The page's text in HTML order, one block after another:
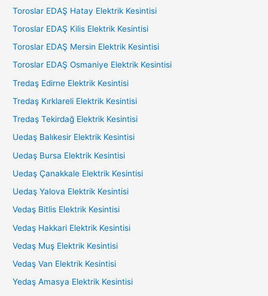
Toroslar EDAŞ Hatay Elektrik Kesintisi
Toroslar EDAŞ Kilis Elektrik Kesintisi
Toroslar EDAŞ Mersin Elektrik Kesintisi
Toroslar EDAŞ Osmaniye Elektrik Kesintisi
Tredaş Edirne Elektrik Kesintisi
Tredaş Kırklareli Elektrik Kesintisi
Tredaş Tekirdağ Elektrik Kesintisi
Uedaş Balıkesir Elektrik Kesintisi
Uedaş Bursa Elektrik Kesintisi
Uedaş Çanakkale Elektrik Kesintisi
Uedaş Yalova Elektrik Kesintisi
Vedaş Bitlis Elektrik Kesintisi
Vedaş Hakkari Elektrik Kesintisi
Vedaş Muş Elektrik Kesintisi
Vedaş Van Elektrik Kesintisi
Yedaş Amasya Elektrik Kesintisi